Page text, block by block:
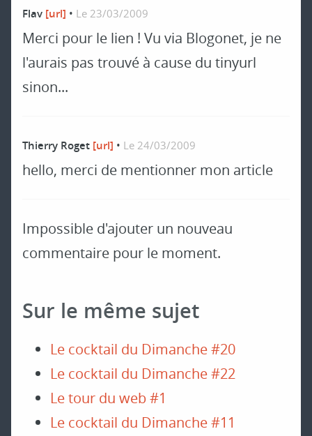
Flav [url] • Le 23/03/2009
Merci pour le lien ! Vu via Blogonet, je ne
l'aurais pas trouvé à cause du tinyurl
sinon...
Thierry Roget [url] • Le 24/03/2009
hello, merci de mentionner mon article
Impossible d'ajouter un nouveau
commentaire pour le moment.
Sur le même sujet
Le cocktail du Dimanche #20
Le cocktail du Dimanche #22
Le tour du web #1
Le cocktail du Dimanche #11